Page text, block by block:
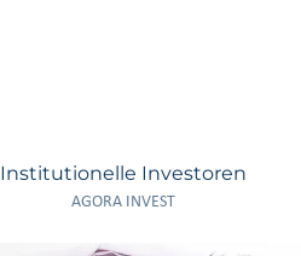
Institutionelle Investoren
AGORA INVEST